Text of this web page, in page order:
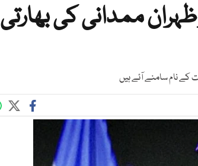
ممدانی کی بھارتی
کے نام سامنے آئے ہیں